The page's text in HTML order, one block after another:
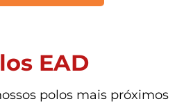
EAD
polos mais próximos